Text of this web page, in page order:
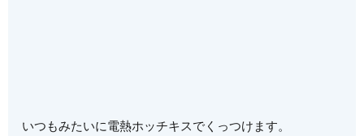
いつもみたいに電熱ホッチキスでくっつけます。